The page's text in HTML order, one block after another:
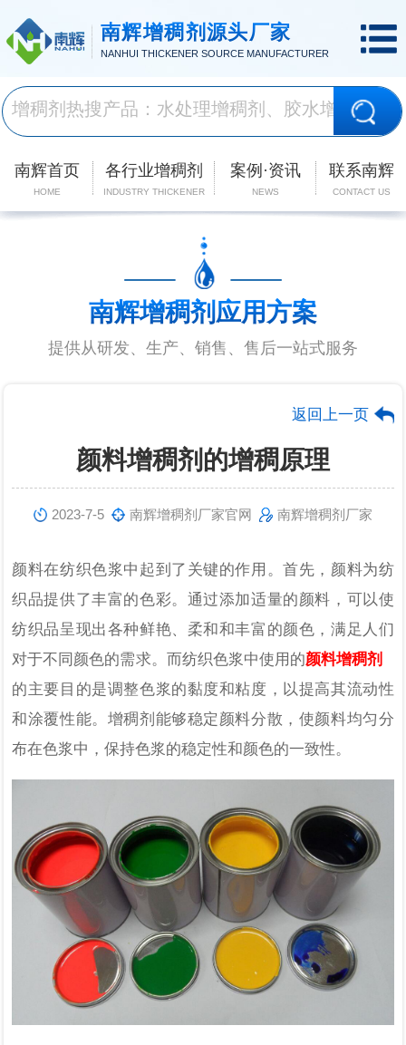
南辉增稠剂源头厂家
NANHUI THICKENER SOURCE MANUFACTURER
南辉首页
HOME
各行业增稠剂
INDUSTRY THICKENER
案例·资讯
NEWS
联系南辉
CONTACT US
南辉增稠剂应用方案
提供从研发、生产、销售、售后一站式服务
返回上一页
颜料增稠剂的增稠原理
2023-7-5 南辉增稠剂厂家官网 南辉增稠剂厂家
颜料在纺织色浆中起到了关键的作用。首先，颜料为纺
织品提供了丰富的色彩。通过添加适量的颜料，可以使
纺织品呈现出各种鲜艳、柔和和丰富的颜色，满足人们
对于不同颜色的需求。而纺织色浆中使用的颜料增稠剂
的主要目的是调整色浆的黏度和粘度，以提高其流动性
和涂覆性能。增稠剂能够稳定颜料分散，使颜料均匀分
布在色浆中，保持色浆的稳定性和颜色的一致性。